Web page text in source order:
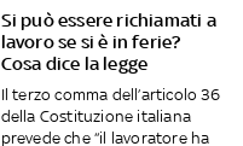
Si può essere richiamati a
lavoro se si è in ferie?
Cosa dice la legge
Il terzo comma dell’articolo 36
della Costituzione italiana
prevede che “il lavoratore ha